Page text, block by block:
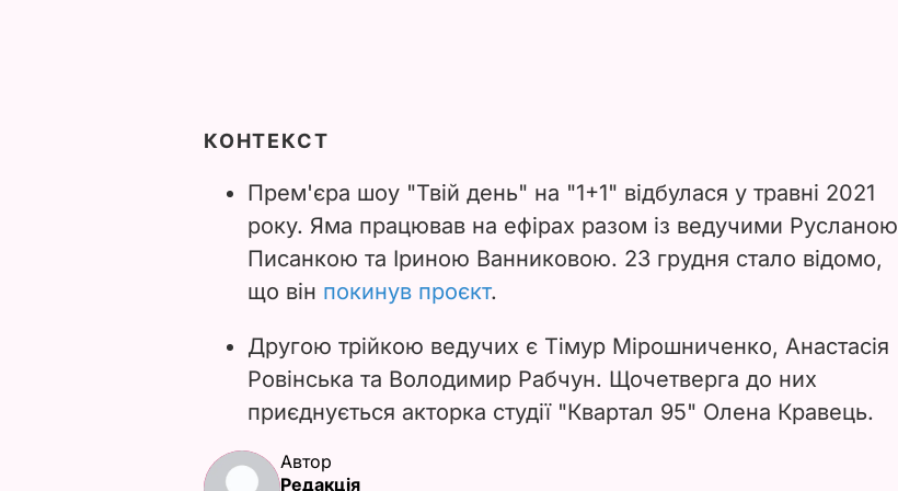
КОНТЕКСТ
Прем'єра шоу "Твій день" на "1+1" відбулася у травні 2021
року. Яма працював на ефірах разом із ведучими Русланою
Писанкою та Іриною Ванниковою. 23 грудня стало відомо,
що він покинув проєкт.
Другою трійкою ведучих є Тімур Мірошниченко, Анастасія
Ровінська та Володимир Рабчун. Щочетверга до них
приєднується акторка студії "Квартал 95" Олена Кравець.
Автор
Редакція